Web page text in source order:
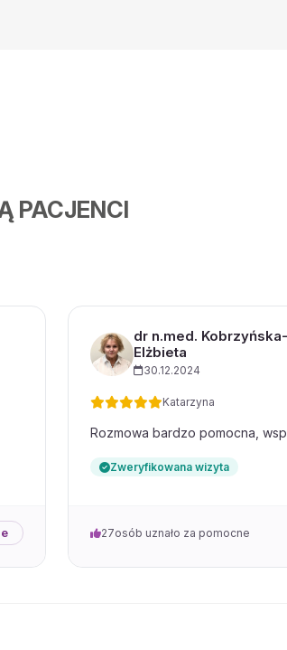
PACJENCI
dr n.med.
Elżbieta
30.12.2024
Katarzyna
Rozmowa bardzo pomocna,
Zweryfikowana wizyta
27osób uznało za pomocne